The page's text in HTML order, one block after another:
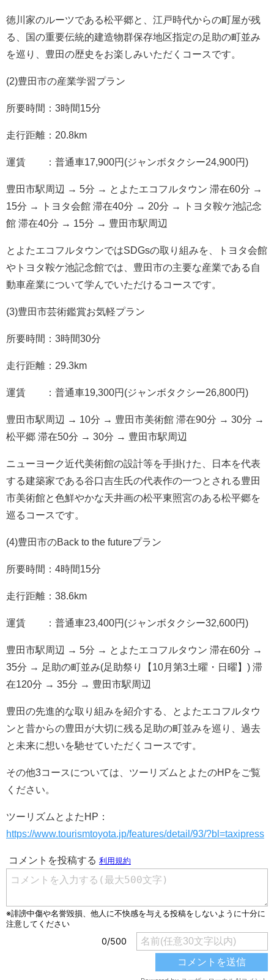
徳川家のルーツである松平郷と、江戸時代からの町屋が残
る、国の重要伝統的建造物群保存地区指定の足助の町並み
を巡り、豊田の歴史をお楽しみいただくコースです。
(2)豊田市の産業学習プラン
所要時間：3時間15分
走行距離：20.8km
運賃 ：普通車17,900円(ジャンボタクシー24,900円)
豊田市駅周辺 → 5分 → とよたエコフルタウン 滞在60分 →
15分 → トヨタ会館 滞在40分 → 20分 → トヨタ鞍ケ池記念
館 滞在40分 → 15分 → 豊田市駅周辺
とよたエコフルタウンではSDGsの取り組みを、トヨタ会館
やトヨタ鞍ケ池記念館では、豊田市の主要な産業である自
動車産業について学んでいただけるコースです。
(3)豊田市芸術鑑賞お気軽プラン
所要時間：3時間30分
走行距離：29.3km
運賃 ：普通車19,300円(ジャンボタクシー26,800円)
豊田市駅周辺 → 10分 → 豊田市美術館 滞在90分 → 30分 →
松平郷 滞在50分 → 30分 → 豊田市駅周辺
ニューヨーク近代美術館の設計等を手掛けた、日本を代表
する建築家である谷口吉生氏の代表作の一つとされる豊田
市美術館と色鮮やかな天井画の松平東照宮のある松平郷を
巡るコースです。
(4)豊田市のBack to the futureプラン
所要時間：4時間15分
走行距離：38.6km
運賃 ：普通車23,400円(ジャンボタクシー32,600円)
豊田市駅周辺 → 5分 → とよたエコフルタウン 滞在60分 →
35分 → 足助の町並み(足助祭り【10月第3土曜・日曜】) 滞
在120分 → 35分 → 豊田市駅周辺
豊田の先進的な取り組みを紹介する、とよたエコフルタウ
ンと昔からの豊田が大切に残る足助の町並みを巡り、過去
と未来に想いを馳せていただくコースです。
その他3コースについては、ツーリズムとよたのHPをご覧
ください。
ツーリズムとよたHP：
https://www.tourismtoyota.jp/features/detail/93/?bl=taxipress